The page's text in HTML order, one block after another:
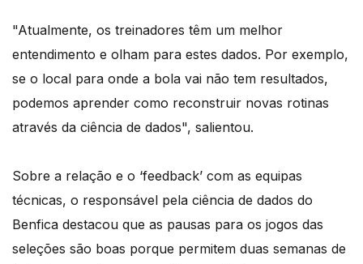
"Atualmente, os treinadores têm um melhor
entendimento e olham para estes dados. Por exemplo,
se o local para onde a bola vai não tem resultados,
podemos aprender como reconstruir novas rotinas
através da ciência de dados", salientou.
Sobre a relação e o ‘feedback’ com as equipas
técnicas, o responsável pela ciência de dados do
Benfica destacou que as pausas para os jogos das
seleções são boas porque permitem duas semanas de